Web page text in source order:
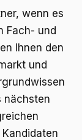
wenn es
Fach- und
Ihnen den
und
nächsten